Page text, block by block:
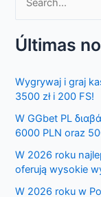
a
c
f
r
:
Últimas
Wygrywaj i graj
3500 zł i 200 FS!
W GGbet PL
6000 PLN oraz
W 2026 roku
oferują wysokie
W 2026 roku w